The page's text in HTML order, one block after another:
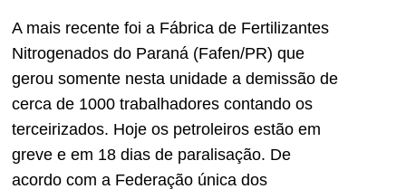
A mais recente foi a Fábrica de Fertilizantes
Nitrogenados do Paraná (Fafen/PR) que
gerou somente nesta unidade a demissão de
cerca de 1000 trabalhadores contando os
terceirizados. Hoje os petroleiros estão em
greve e em 18 dias de paralisação. De
acordo com a Federação única dos